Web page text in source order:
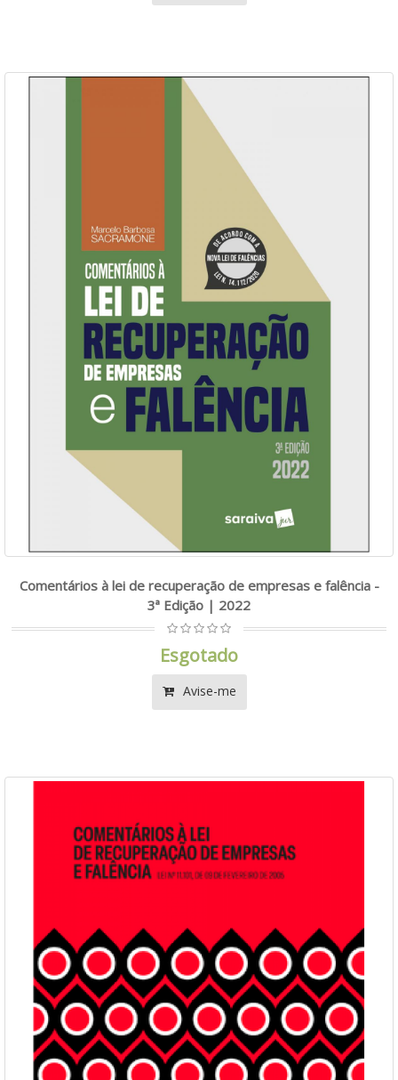
Comentários à lei de recuperação de empresas e falência -
3ª Edição | 2022
Esgotado
Avise-me